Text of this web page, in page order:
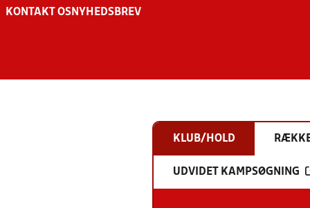
KONTAKT OS NYHEDSBREV
KLUB/HOLD
UDVIDET KAMPSØGNING